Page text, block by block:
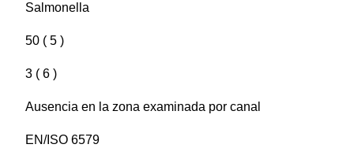
Salmonella
50 ( 5 )
3 ( 6 )
Ausencia en la zona examinada por canal
EN/ISO 6579